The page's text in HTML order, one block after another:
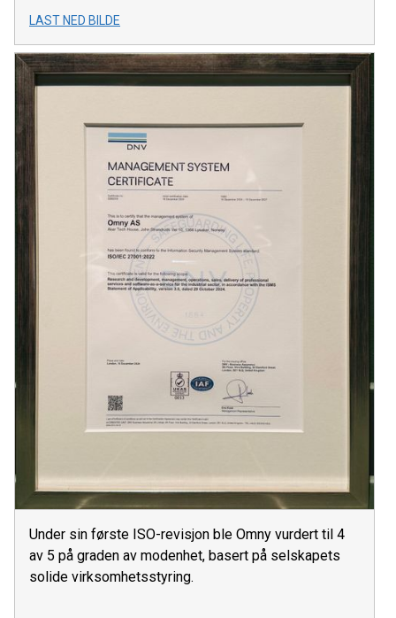
LAST NED BILDE
Under sin første ISO-revisjon ble Omny vurdert til 4
av 5 på graden av modenhet, basert på selskapets
solide virksomhetsstyring.